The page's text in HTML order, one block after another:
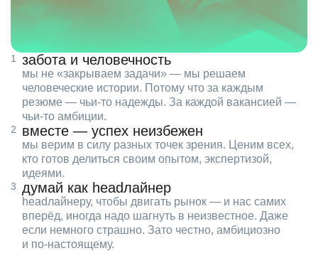
забота и человечность
мы не «закрываем задачи» — мы решаем
человеческие истории. Потому что за каждым
резюме — чьи‑то надежды. За каждой вакансией —
чьи‑то амбиции.
вместе — успех неизбежен
мы верим в силу разных точек зрения. Ценим всех,
кто готов делиться своим опытом, экспертизой,
идеями.
думай как headлайнер
headлайнеру, чтобы двигать рынок — и нас самих
вперёд, иногда надо шагнуть в неизвестное. Даже
если немного страшно. Зато честно, амбициозно
и по‑настоящему.